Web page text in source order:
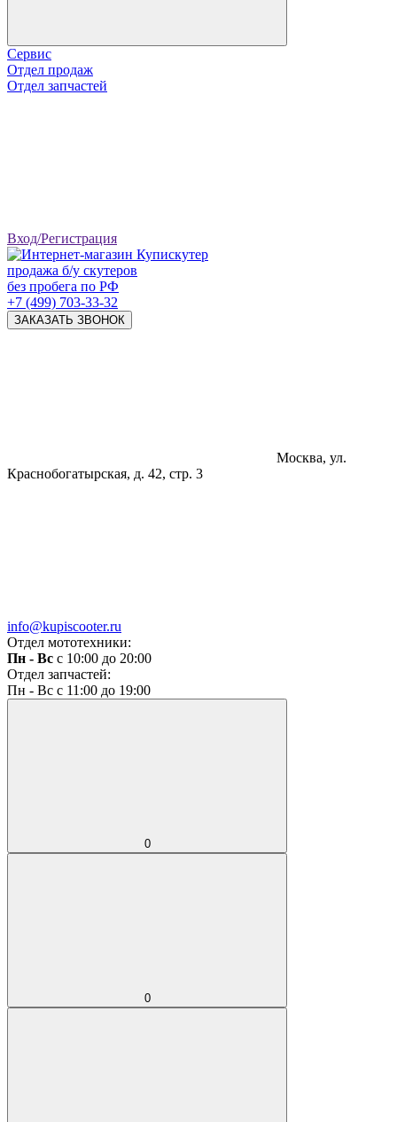
Сервис
Отдел продаж
Отдел запчастей
Вход/Регистрация
продажа б/у скутеров
без пробега по РФ
+7 (499) 703-33-32
ЗАКАЗАТЬ ЗВОНОК
Москва, ул.
Краснобогатырская, д. 42, стр. 3
info@kupiscooter.ru
Отдел мототехники:
Пн - Вс с 10:00 до 20:00
Отдел запчастей:
Пн - Вс с 11:00 до 19:00
0
0